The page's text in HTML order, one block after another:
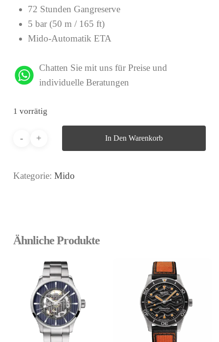
72 Stunden Gangreserve
5 bar (50 m / 165 ft)
Mido-Automatik ETA
Chatten Sie mit uns für Preise und
individuelle Beratungen
1 vorrätig
In Den Warenkorb
Kategorie: Mido
Ähnliche Produkte